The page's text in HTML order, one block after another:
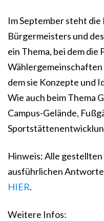
Im September steht die
Bürgermeisters und
ein Thema, bei dem die
Wählergemeinschaften
dem sie Konzepte und
Wie auch beim Thema
Campus-Gelände,
Hinweis: Alle
ausführlichen
HIER.
Weitere Infos: